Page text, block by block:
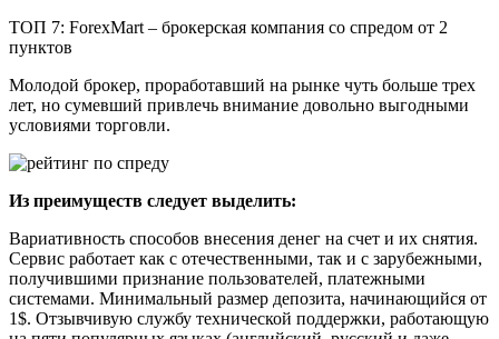
ТОП 7: ForexMart – брокерская компания со спредом от 2
пунктов
Молодой брокер, проработавший на рынке чуть больше трех
лет, но сумевший привлечь внимание довольно выгодными
условиями торговли.
Из преимуществ следует выделить:
Вариативность способов внесения денег на счет и их снятия.
Сервис работает как с отечественными, так и с зарубежными,
получившими признание пользователей, платежными
системами. Минимальный размер депозита, начинающийся от
1$. Отзывчивую службу технической поддержки, работающую